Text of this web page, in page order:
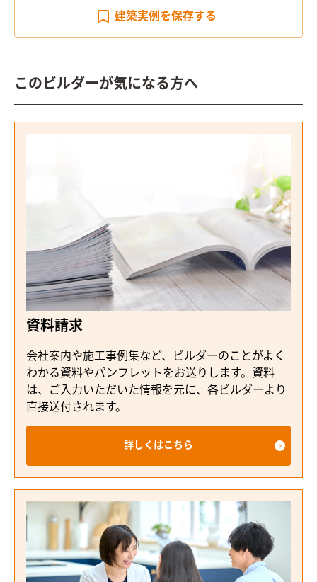
建築実例を保存する
このビルダーが気になる方へ
資料請求
会社案内や施工事例集など、ビルダーのことがよく
わかる資料やパンフレットをお送りします。資料
は、ご入力いただいた情報を元に、各ビルダーより
直接送付されます。
詳しくはこちら